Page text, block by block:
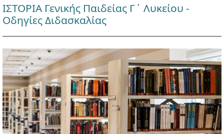
ΙΣΤΟΡΙΑ Γενικής Παιδείας Γ΄ Λυκείου -
Οδηγίες Διδασκαλίας